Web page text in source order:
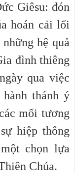
Giêsu: đón
hoán cải lối
hệ quả
đình thiêng
qua việc
thánh ý
mối tương
hiệp thông
chọn lựa
Chúa.